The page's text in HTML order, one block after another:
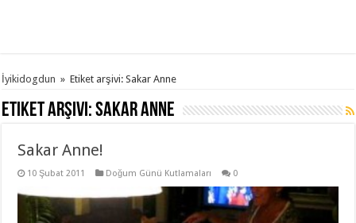
İyikidogdun » Etiket arşivi: Sakar Anne
Etiket arşivi:Sakar Anne
Sakar Anne!
10 Şubat 2011 Doğum Günü Kutlamaları 0